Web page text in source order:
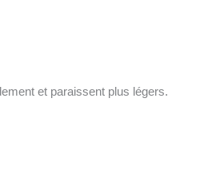
et paraissent plus légers.